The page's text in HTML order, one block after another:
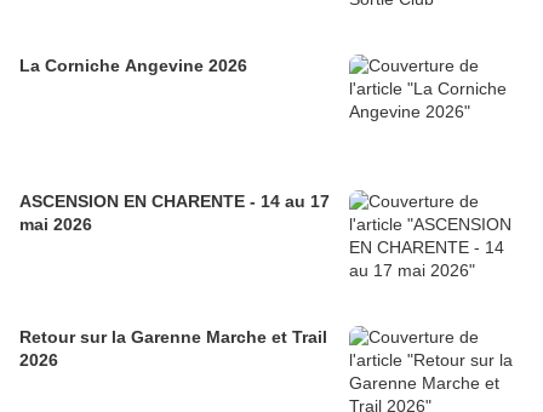
La Corniche Angevine 2026
ASCENSION EN CHARENTE - 14 au 17
mai 2026
Retour sur la Garenne Marche et Trail
2026